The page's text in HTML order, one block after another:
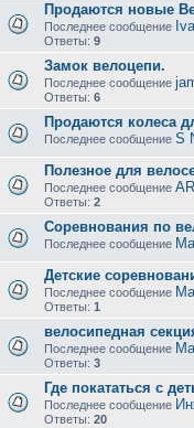
Продаются новые
Последнее сообщение
Ответы: 9
Замок велоцепи.
Последнее сообщение
Ответы: 6
Продаются колеса
Последнее сообщение S
Полезное для
Последнее сообщение
Ответы: 2
Соревнования по
Последнее сообщение
Детские
Последнее сообщение
Ответы: 1
велосипедная
Последнее сообщение
Ответы: 3
Где покататься с
Последнее сообщение
Ответы: 20